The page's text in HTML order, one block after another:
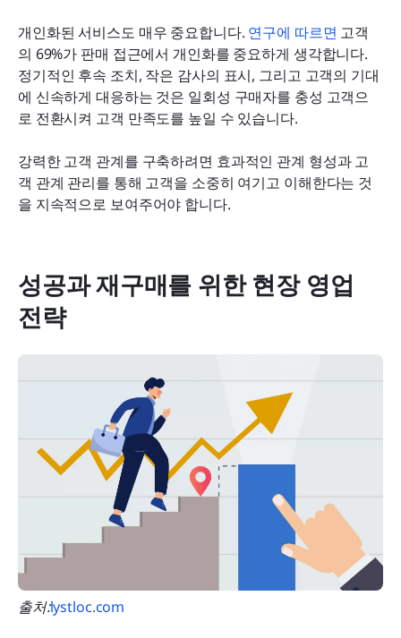
개인화된 서비스도 매우 중요합니다. 연구에 따르면 고객
의 69%가 판매 접근에서 개인화를 중요하게 생각합니다.
정기적인 후속 조치, 작은 감사의 표시, 그리고 고객의 기대
에 신속하게 대응하는 것은 일회성 구매자를 충성 고객으
로 전환시켜 고객 만족도를 높일 수 있습니다.
강력한 고객 관계를 구축하려면 효과적인 관계 형성과 고
객 관계 관리를 통해 고객을 소중히 여기고 이해한다는 것
을 지속적으로 보여주어야 합니다.
성공과 재구매를 위한 현장 영업
전략
출처:lystloc.com